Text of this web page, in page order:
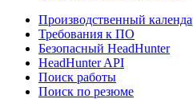
Производственный
Требования к ПО
Безопасный HeadHunter
HeadHunter API
Поиск работы
Поиск по резюме